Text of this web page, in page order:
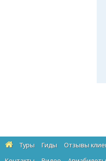
Туры Гиды Отзывы